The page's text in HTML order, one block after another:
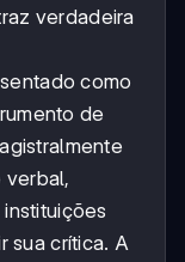
verdadeira
como
de
verbal,
sua crítica. A